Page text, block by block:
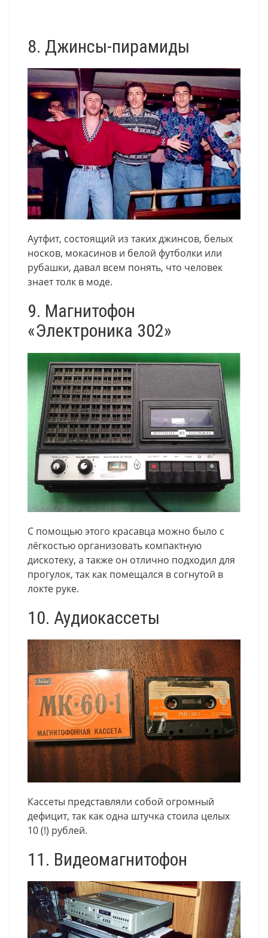
8. Джинсы-пирамиды
Аутфит, состоящий из таких джинсов, белых
носков, мокасинов и белой футболки или
рубашки, давал всем понять, что человек
знает толк в моде.
9. Магнитофон
«Электроника 302»
С помощью этого красавца можно было с
лёгкостью организовать компактную
дискотеку, а также он отлично подходил для
прогулок, так как помещался в согнутой в
локте руке.
10. Аудиокассеты
Кассеты представляли собой огромный
дефицит, так как одна штучка стоила целых
10 (!) рублей.
11. Видеомагнитофон